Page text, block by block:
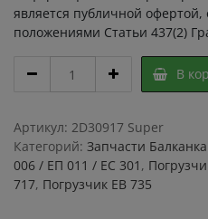
является публичной
положениями Статьи 437(2)
ВЕНТИЛЯТОР
10/7.5/28
3
3/3.8/18-
03
670129.40989.003.77/
quantity
В
Артикул: 2D30917 Super
Категорий: Запчасти
006 / ЕП 011 / ЕС 301 ,
717, Погрузчик ЕВ 735